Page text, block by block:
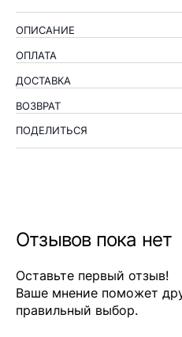
ОПИСАНИЕ
ОПЛАТА
ДОСТАВКА
ВОЗВРАТ
ПОДЕЛИТЬСЯ
Отзывов пока нет
Оставьте первый отзыв!
Ваше мнение поможет
правильный выбор.